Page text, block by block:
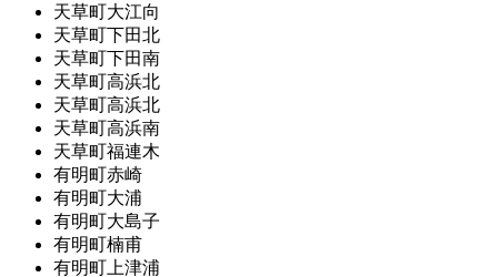
天草町大江向
天草町下田北
天草町下田南
天草町高浜北
天草町高浜北
天草町高浜南
天草町福連木
有明町赤崎
有明町大浦
有明町大島子
有明町楠甫
有明町上津浦